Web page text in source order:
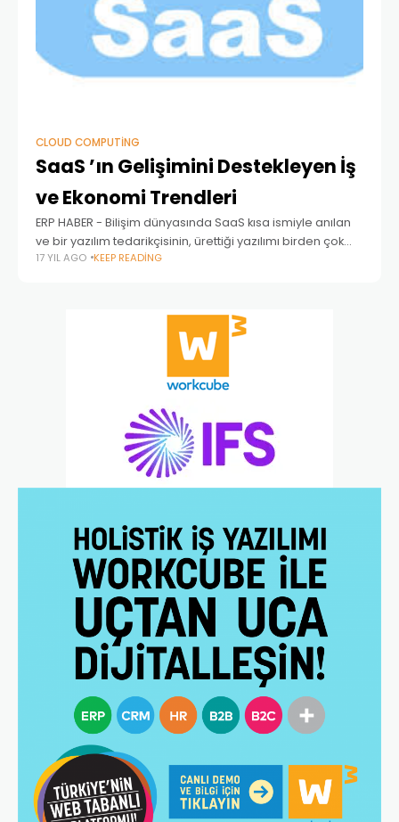
CLOUD COMPUTING
SaaS ’ın Gelişimini Destekleyen İş
ve Ekonomi Trendleri
ERP HABER - Bilişim dünyasında SaaS kısa ismiyle anılan
ve bir yazılım tedarikçisinin, ürettiği yazılımı birden çok
işletmeye kiralamak suretiyle kullandırmasını ifade eden
17 YIL AGO KEEP READING